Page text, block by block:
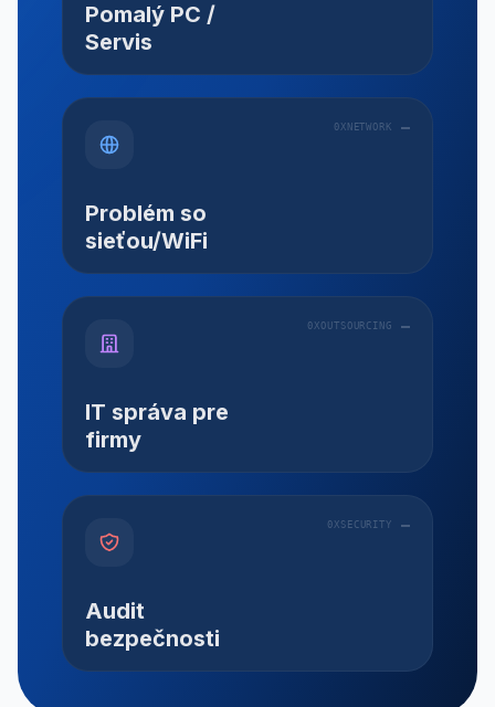
Pomalý PC /
Servis
0XNETWORK
Problém so
sieťou/WiFi
0XOUTSOURCING
IT správa pre
firmy
0XSECURITY
Audit
bezpečnosti